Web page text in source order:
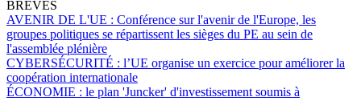
BRÈVES
AVENIR DE L'UE : Conférence sur l'avenir de l'Europe, les
groupes politiques se répartissent les sièges du PE au sein de
l'assemblée plénière
CYBERSÉCURITÉ : l’UE organise un exercice pour améliorer la
coopération internationale
ÉCONOMIE : le plan 'Juncker' d'investissement soumis à